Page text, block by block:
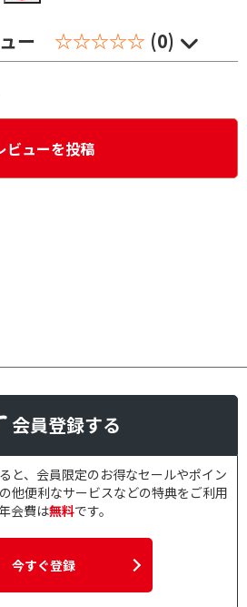
ー ☆☆☆☆☆ (0)
ビューを投稿
会員登録する
と、会員限定のお得なセールやポイン
他便利なサービスなどの特典をご利用
会費は無料です。
今すぐ登録